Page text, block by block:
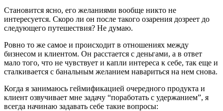
Становится ясно, его желаниями вообще никто не
интересуется. Скоро ли он после такого озарения дозреет до
следующего путешествия? Не думаю.
Ровно то же самое и происходит в отношениях между
бизнесом и клиентом. Он расстается с деньгами, а в ответ
мало того, что не чувствует и капли интереса к себе, так еще и
сталкивается с банальным желанием навариться на нем снова.
Когда я занимаюсь геймификацией очередного продукта и
клиент озвучивает мне задачу “поработать с удержанием”, я
всегда начинаю задавать себе такие вопросы: